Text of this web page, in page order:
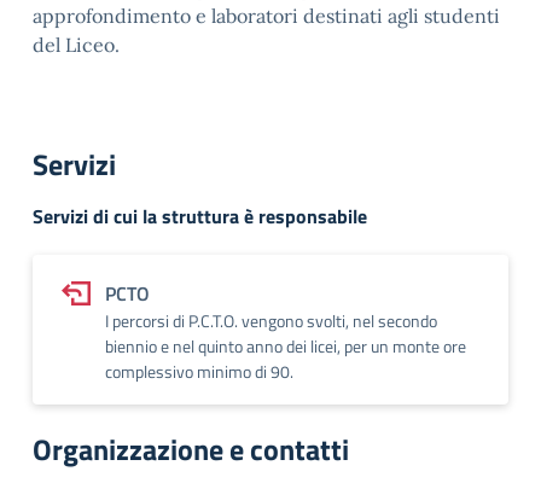
approfondimento e laboratori destinati agli studenti
del Liceo.
Servizi
Servizi di cui la struttura è responsabile
PCTO
I percorsi di P.C.T.O. vengono svolti, nel secondo
biennio e nel quinto anno dei licei, per un monte ore
complessivo minimo di 90.
Organizzazione e contatti